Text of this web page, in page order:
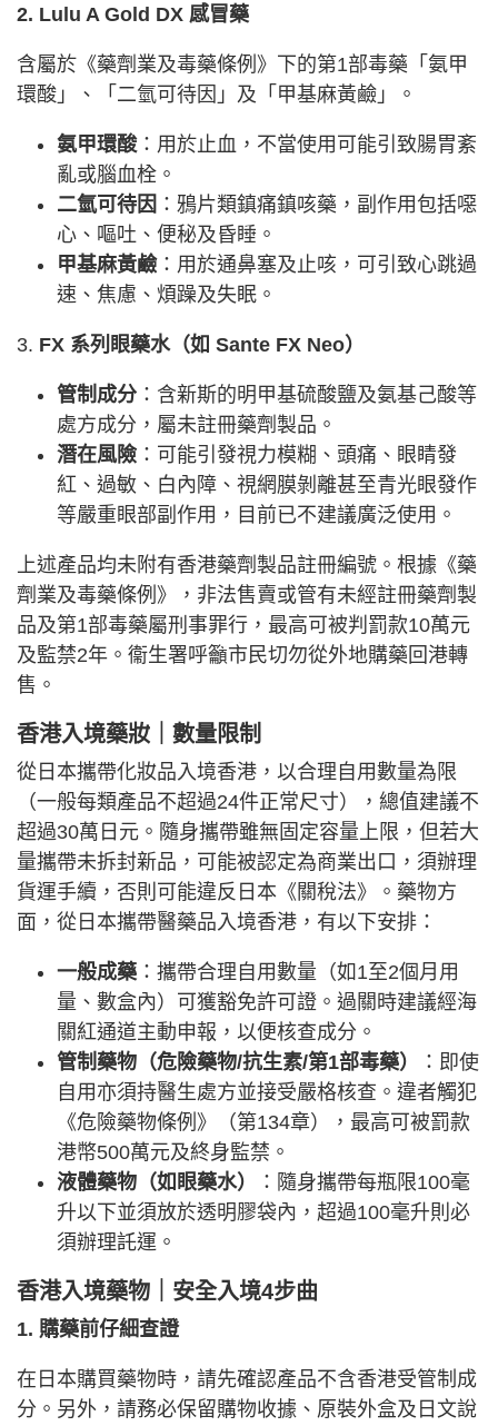
2. Lulu A Gold DX 感冒藥
含屬於《藥劑業及毒藥條例》下的第1部毒藥「氨甲
環酸」、「二氫可待因」及「甲基麻黃鹼」。
氨甲環酸：用於止血，不當使用可能引致腸胃紊
亂或腦血栓。
二氫可待因 ：鴉片類鎮痛鎮咳藥，副作用包括噁
心、嘔吐、便秘及昏睡。
甲基麻黃鹼：用於通鼻塞及止咳，可引致心跳過
速、焦慮、煩躁及失眠。
3. FX 系列眼藥水（如 Sante FX Neo）
管制成分 ：含新斯的明甲基硫酸鹽及氨基己酸等
處方成分，屬未註冊藥劑製品。
潛在風險 ：可能引發視力模糊、頭痛、眼睛發
紅、過敏、白內障、視網膜剝離甚至青光眼發作
等嚴重眼部副作用，目前已不建議廣泛使用。
上述產品均未附有香港藥劑製品註冊編號。根據《藥
劑業及毒藥條例》，非法售賣或管有未經註冊藥劑製
品及第1部毒藥屬刑事罪行，最高可被判罰款10萬元
及監禁2年。衞生署呼籲市民切勿從外地購藥回港轉
售。
香港入境藥妝｜數量限制
從日本攜帶化妝品入境香港，以合理自用數量為限
（一般每類產品不超過24件正常尺寸），總值建議不
超過30萬日元。隨身攜帶雖無固定容量上限，但若大
量攜帶未拆封新品，可能被認定為商業出口，須辦理
貨運手續，否則可能違反日本《關稅法》。藥物方
面，從日本攜帶醫藥品入境香港，有以下安排：
一般成藥 ：攜帶合理自用數量（如1至2個月用
量、數盒內）可獲豁免許可證。過關時建議經海
關紅通道主動申報，以便核查成分。
管制藥物（危險藥物/抗生素/第1部毒藥）
：即使
自用亦須持醫生處方並接受嚴格核查。違者觸犯
《危險藥物條例》（第134章），最高可被罰款
港幣500萬元及終身監禁。
液體藥物（如眼藥水）
：隨身攜帶每瓶限100毫
升以下並須放於透明膠袋內，超過100毫升則必
須辦理託運。
香港入境藥物｜安全入境4步曲
1. 購藥前仔細查證
在日本購買藥物時，請先確認產品不含香港受管制成
分。另外，請務必保留購物收據、原裝外盒及日文說